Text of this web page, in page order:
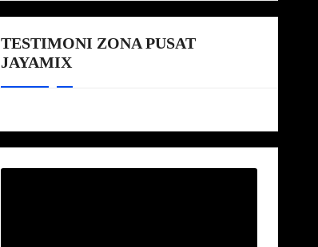
TESTIMONI ZONA PUSAT
JAYAMIX